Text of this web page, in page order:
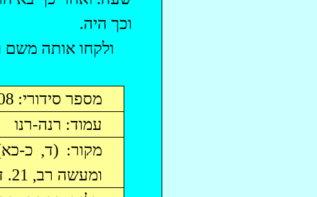
וכך היה.
‏ולקחו אותה משם
מספר סידורי: 408
עמוד: רנה-רנו
מקור: (ד, כ-כא
ומעשה רב, 21. ד: דברי יוסף, 35-34. ב"י ה, 112, 113, 301.